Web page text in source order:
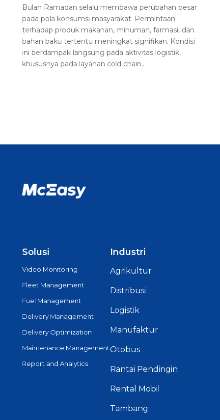
Bulan Ramadan selalu membawa perubahan besar
pada pola konsumsi masyarakat. Permintaan
terhadap produk makanan, minuman, farmasi, dan
bahan baku tertentu meningkat signifikan. Kondisi
ini berdampak langsung pada aktivitas logistik,
khususnya pada layanan cold chain...
Solusi
Video Monitoring
Fleet Management
Fuel Management
Delivery Management
Delivery Optimization
Maintenance Management
Report and Analytics
Industri
Agrikultur
Distribusi
Logistik
Manufaktur
Otobus
Rantai Pendingin
Rental Mobil
Tambang